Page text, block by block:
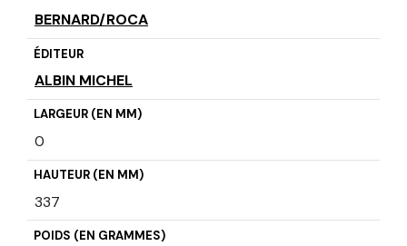
BERNARD/ROCA
ÉDITEUR
ALBIN MICHEL
LARGEUR (EN MM)
0
HAUTEUR (EN MM)
337
POIDS (EN GRAMMES)